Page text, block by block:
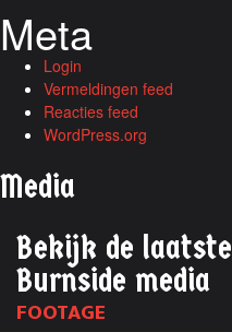
Meta
Login
Vermeldingen feed
Reacties feed
WordPress.org
Media
Bekijk de laatste
Burnside media
FOOTAGE